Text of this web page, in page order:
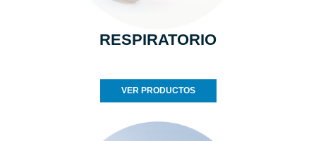
RESPIRATORIO
VER PRODUCTOS